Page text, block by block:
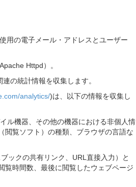
用の電子メール・アドレスとユーザー
Httpd）。
の統計情報を収集します。
analytics/)は、以下の情報を収集し
ル機器、その他の機器における非個人情
閲覧ソフト）の種類、ブラウザの言語な
ックの共有リンク、URL直接入力）と
覧時間数、最後に閲覧したウェブページ